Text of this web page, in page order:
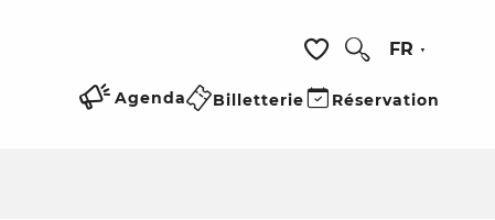
Voir les favoris
FR
Agenda Billetterie Réservation